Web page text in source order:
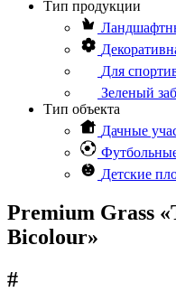
Тип продукции
Для
Зеленый
Тип объекта
Дачные
Детские
Premium Grass
Bicolour»
#